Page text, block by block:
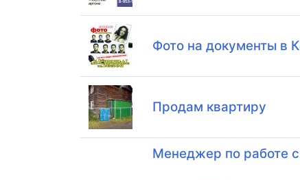
Фото на документы в
Продам квартиру
Менеджер по работе